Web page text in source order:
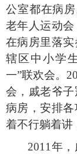
公室都在病房
老年人运动
在病房里落
辖区中小学
一”联欢会。
会，戚老爷
病房，安排
着不行躺着讲
2011 年，